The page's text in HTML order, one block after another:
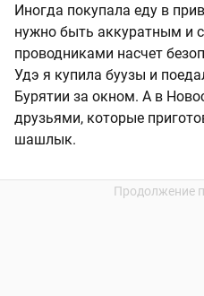
Иногда покупала еду в
нужно быть аккуратным и
проводниками насчет
Удэ я купила буузы и
Бурятии за окном. А в
друзьями, которые
шашлык.